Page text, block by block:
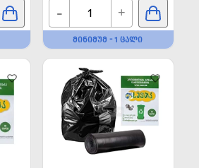
- +
ᲛᲘᲜᲘᲛᲣᲛ - 1 ᲪᲐᲚᲘ